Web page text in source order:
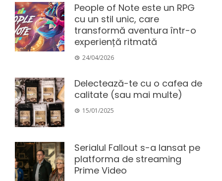
People of Note este un RPG
cu un stil unic, care
transformă aventura într-o
experiență ritmată
24/04/2026
Delectează-te cu o cafea de
calitate (sau mai multe)
15/01/2025
Serialul Fallout s-a lansat pe
platforma de streaming
Prime Video